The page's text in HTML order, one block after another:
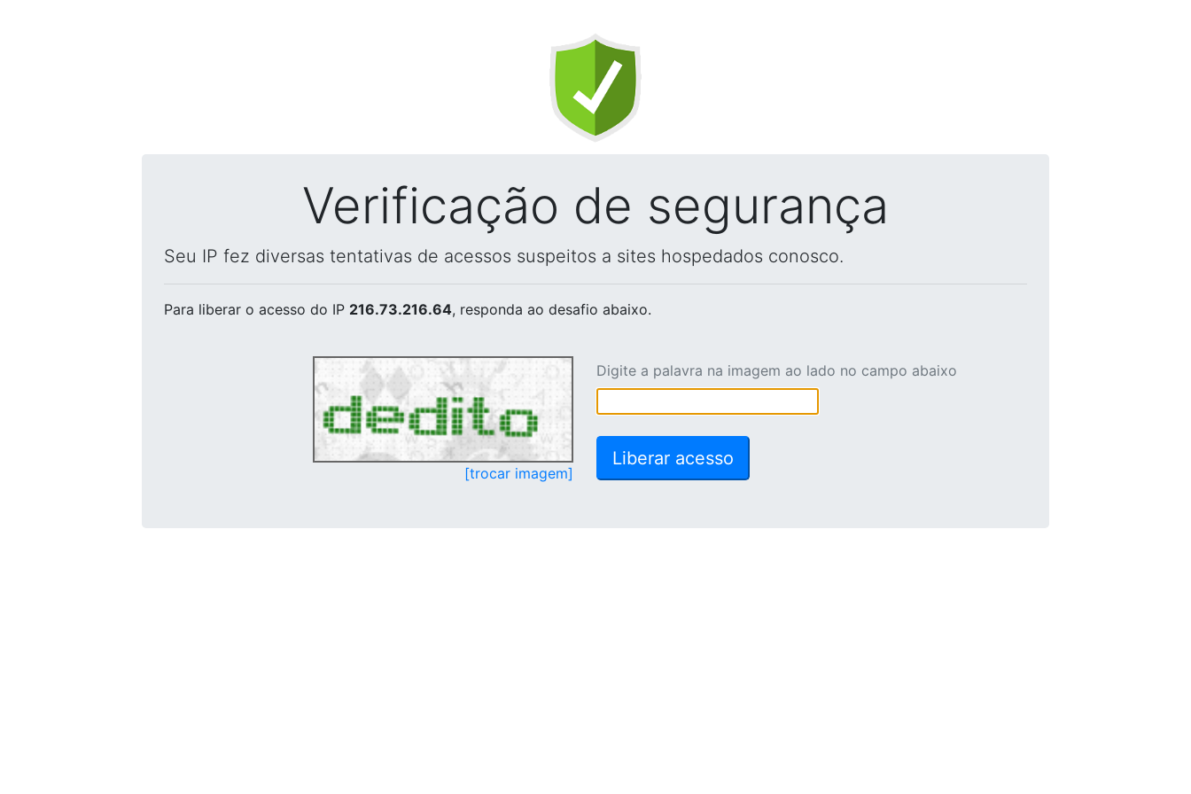
Verificação de segurança
Seu IP fez diversas tentativas de acessos suspeitos a sites hospedados conosco.
Para liberar o acesso do IP 216.73.216.64, responda ao desafio abaixo.
[trocar imagem]
Digite a palavra na imagem ao lado no campo abaixo